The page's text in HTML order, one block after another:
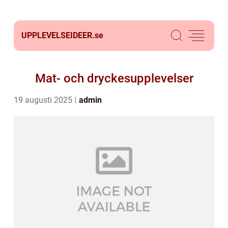
UPPLEVELSEIDEER.se
Mat- och dryckesupplevelser
19 augusti 2025 admin